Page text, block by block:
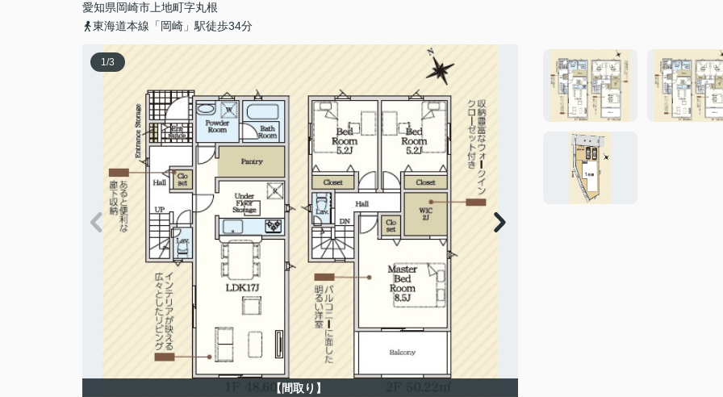
愛知県岡崎市 上地町字丸根
東海道本線「岡崎」駅徒歩34分
1/3
【間取り】